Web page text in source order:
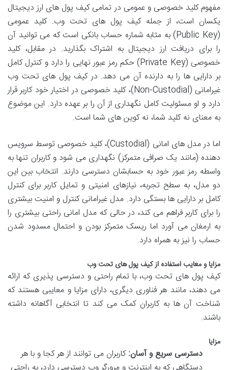
مفهوم کلید خصوصی و عمومی در تمامی کیف پول های ارز دیجیتال
یکسان است، از جمله کیف پول های تحت وب. کلید عمومی
(Public Key) به مثابه شماره حساب بانکی است که می توانید آن
را برای دریافت ارز دیجیتال به اشتراک بگذارید. در مقابل، کلید
خصوصی (Private Key) حکم رمز عبور نهایی را دارد و کنترل کامل
بر دارایی ها را به دارنده آن می دهد. در کیف پول های تحت وب
غیرامانی (Non-Custodial)، کلید خصوصی در اختیار خود کاربر قرار
دارد و او مسئولیت کامل نگهداری از آن را بر عهده دارد. این موضوع
به معنای نه کلید شما، نه کوین های شما است.
اما در مدل های امانی (Custodial)، کلید خصوصی توسط سرویس
دهنده (مانند یک صرافی متمرکز) نگهداری می شود و کاربران تنها به
واسطه رمز عبور خود به حسابشان دسترسی دارند. انتخاب بین این
دو مدل، به سطح تجربه، نیازهای امنیتی و تمایل کاربر برای کنترل
کامل بر دارایی ها بستگی دارد. مدل غیرامانی کنترل و امنیت بیشتری
را برای کاربر فراهم می کند، در حالی که مدل امانی راحتی بیشتری را
به ارمغان می آورد اما ریسک متمرکز بودن و احتمال مسدود شدن
حساب را نیز به همراه دارد.
مزایا و معایب استفاده از کیف پول های تحت وب
کیف پول های تحت وب، با تمام راحتی و دسترسی پذیری که ارائه
می دهند، مانند هر فناوری دیگری، دارای مزایا و معایبی هستند که
شناخت آن ها به کاربران کمک می کند تا انتخابی آگاهانه داشته
باشند.
مزایا
دسترسی سریع و آسان:کاربران می توانند از هر کجا و با هر